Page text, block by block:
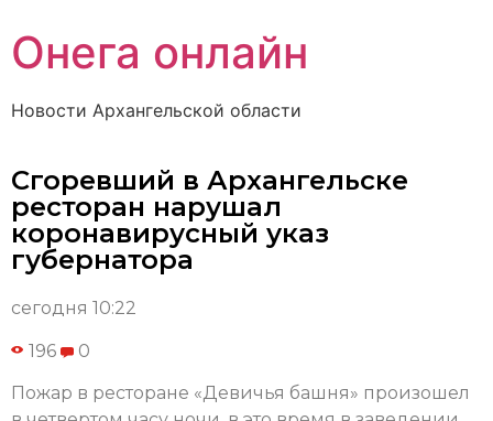
Онега онлайн
Новости Архангельской области
Сгоревший в Архангельске
ресторан нарушал
коронавирусный указ
губернатора
сегодня 10:22
196 0
Пожар в ресторане «Девичья башня» произошел